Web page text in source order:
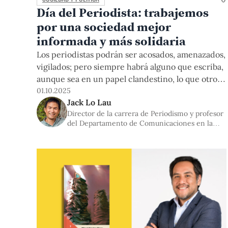
Día del Periodista: trabajemos
por una sociedad mejor
informada y más solidaria
Los periodistas podrán ser acosados, amenazados,
vigilados; pero siempre habrá alguno que escriba,
aunque sea en un papel clandestino, lo que otros
quieren ocultar. En los últimos días, Karla
Ramírez, jefa de la unidad de investigación de
Panorama, denunció públicamente lo que ningún
periodista debería tener que denunciar: un
01.10.2025
Jack Lo Lau
Director de la carrera de Periodismo y profesor
del Departamento de Comunicaciones en la